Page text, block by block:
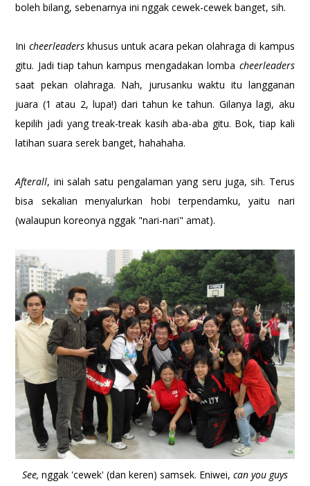
boleh bilang, sebenarnya ini nggak cewek-cewek banget, sih.
Ini cheerleaders khusus untuk acara pekan olahraga di kampus
gitu. Jadi tiap tahun kampus mengadakan lomba cheerleaders
saat pekan olahraga. Nah, jurusanku waktu itu langganan
juara (1 atau 2, lupa!) dari tahun ke tahun. Gilanya lagi, aku
kepilih jadi yang treak-treak kasih aba-aba gitu. Bok, tiap kali
latihan suara serek banget, hahahaha.
Afterall, ini salah satu pengalaman yang seru juga, sih. Terus
bisa sekalian menyalurkan hobi terpendamku, yaitu nari
(walaupun koreonya nggak "nari-nari" amat).
See, nggak 'cewek' (dan keren) samsek. Eniwei, can you guys